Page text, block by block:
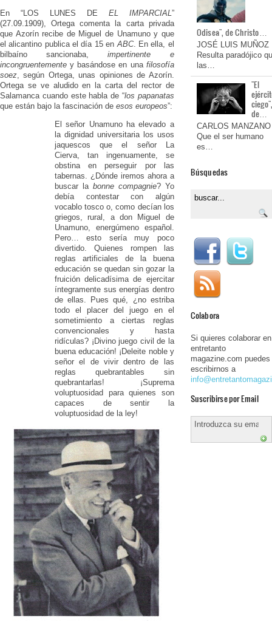
En “LOS LUNES DE EL IMPARCIAL ”
(27.09.1909), Ortega comenta la carta privada
que Azorín recibe de Miguel de Unamuno y que
el alicantino publica el día 15 en ABC. En ella, el
bilbaíno sancionaba,impertinente e
incongruentemente y basándose en una filosofía
soez , según Ortega, unas opiniones de Azorín.
Ortega se ve aludido en la carta del rector de
Salamanca cuando este habla de “los papanatas
que están bajo la fascinación de esos europeos”:
El señor Unamuno ha elevado a
la dignidad universitaria los usos
jaquescos que el señor La
Cierva, tan ingenuamente, se
obstina en perseguir por las
tabernas. ¿Dónde iremos ahora a
buscar la bonne compagnie? Yo
debía contestar con algún
vocablo tosco o, como decían los
griegos, rural, a don Miguel de
Unamuno, energúmeno español.
Pero… esto sería muy poco
divertido. Quienes rompen las
reglas artificiales de la buena
educación se quedan sin gozar la
fruición delicadísima de ejercitar
íntegramente sus energías dentro
de ellas. Pues qué, ¿no estriba
todo el placer del juego en el
sometimiento a ciertas reglas
convencionales y hasta
ridículas? ¡Divino juego civil de la
buena educación! ¡Deleite noble y
señor el de vivir dentro de las
reglas quebrantables sin
quebrantarlas! ¡Suprema
voluptuosidad para quienes son
capaces de sentir la
voluptuosidad de la ley!
Odisea", de Christo…
JOSÉ LUIS MUÑOZ
Resulta paradójico
las…
"El
de…
CARLOS MANZANO
Que el ser humano
es…
Búsquedas
Colabora
Si quieres colaborar en
entretanto
magazine.com puedes
escribirnos a
Suscribirse por Email